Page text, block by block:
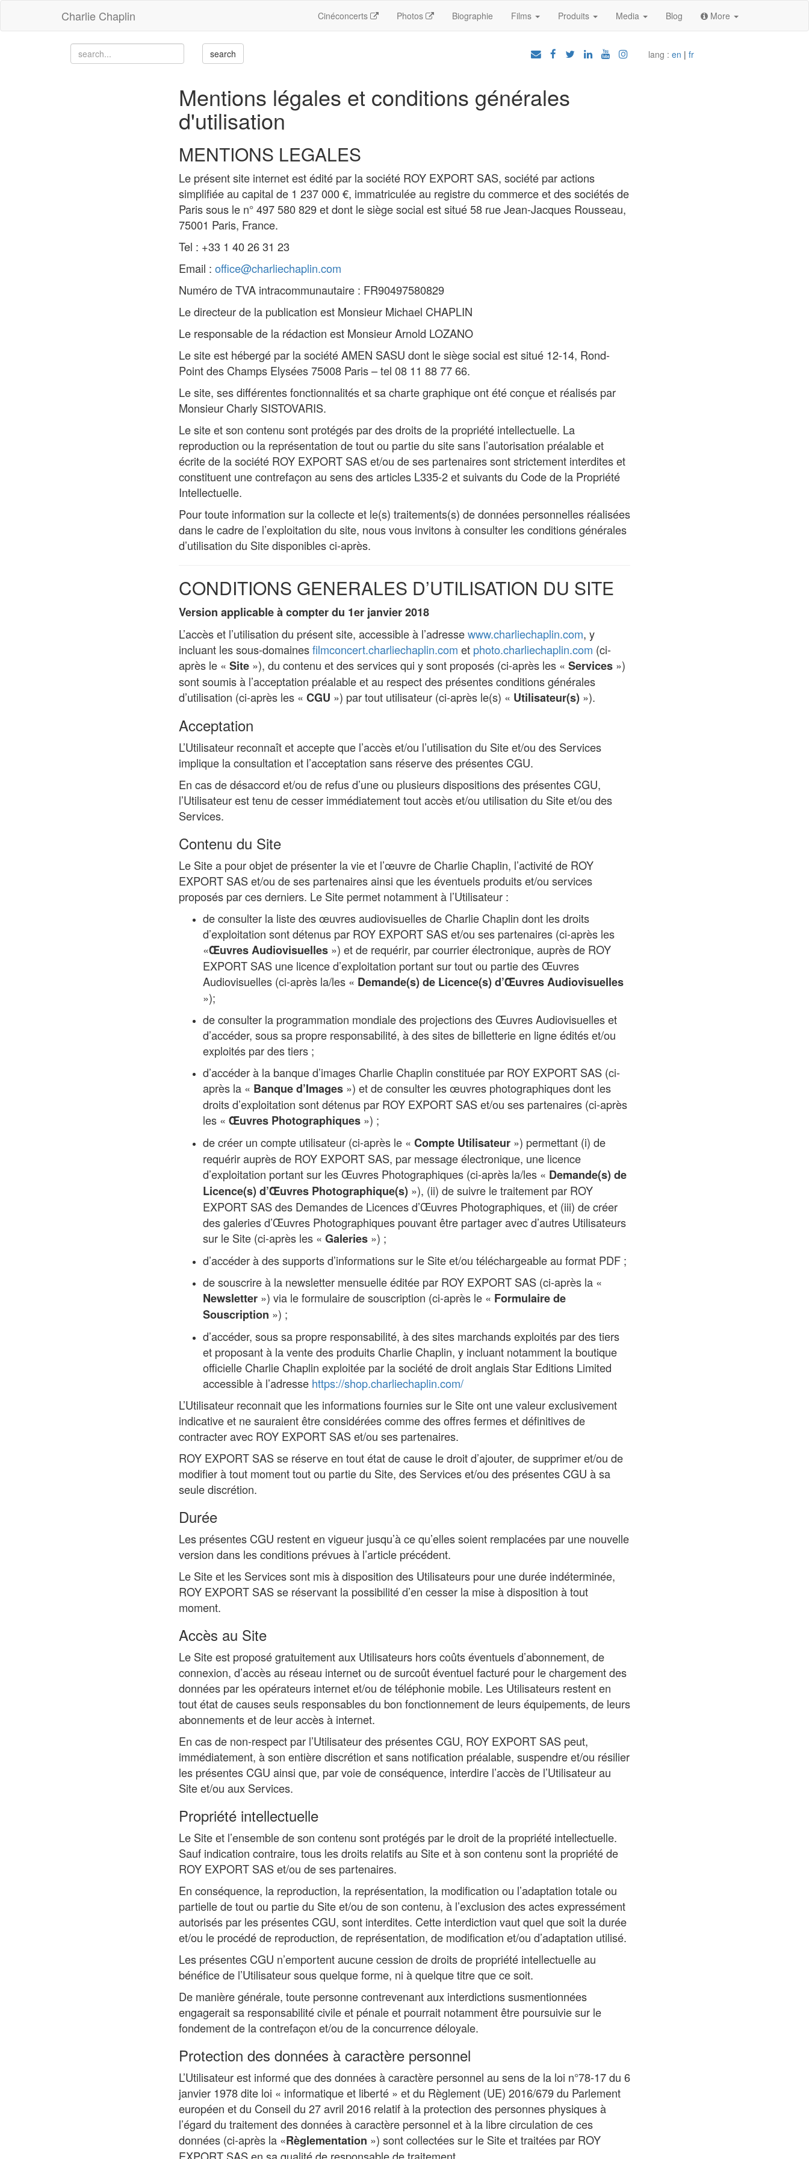
Charlie Chaplin Cinéconcerts Photos Biographie Films Produits Media Blog More
lang : en | fr
Mentions légales et conditions générales
d'utilisation
MENTIONS LEGALES
Le présent site internet est édité par la société ROY EXPORT SAS, société par actions
simplifiée au capital de 1 237 000 €, immatriculée au registre du commerce et des sociétés de
Paris sous le n° 497 580 829 et dont le siège social est situé 58 rue Jean-Jacques Rousseau,
75001 Paris, France.
Tel : +33 1 40 26 31 23
Email : office@charliechaplin.com
Numéro de TVA intracommunautaire : FR90497580829
Le directeur de la publication est Monsieur Michael CHAPLIN
Le responsable de la rédaction est Monsieur Arnold LOZANO
Le site est hébergé par la société AMEN SASU dont le siège social est situé 12-14, Rond-
Point des Champs Elysées 75008 Paris – tel 08 11 88 77 66.
Le site, ses différentes fonctionnalités et sa charte graphique ont été conçue et réalisés par
Monsieur Charly SISTOVARIS.
Le site et son contenu sont protégés par des droits de la propriété intellectuelle. La
reproduction ou la représentation de tout ou partie du site sans l’autorisation préalable et
écrite de la société ROY EXPORT SAS et/ou de ses partenaires sont strictement interdites et
constituent une contrefaçon au sens des articles L335-2 et suivants du Code de la Propriété
Intellectuelle.
Pour toute information sur la collecte et le(s) traitements(s) de données personnelles réalisées
dans le cadre de l’exploitation du site, nous vous invitons à consulter les conditions générales
d’utilisation du Site disponibles ci-après.
CONDITIONS GENERALES D’UTILISATION DU SITE
Version applicable à compter du 1er janvier 2018
L’accès et l’utilisation du présent site, accessible à l’adressewww.charliechaplin.com, y
incluant les sous-domainesfilmconcert.charliechaplin.com et photo.charliechaplin.com (ci-
après le « Site »), du contenu et des services qui y sont proposés (ci-après les « Services »)
sont soumis à l’acceptation préalable et au respect des présentes conditions générales
d’utilisation (ci-après les « CGU ») par tout utilisateur (ci-après le(s) « Utilisateur(s) »).
Acceptation
L’Utilisateur reconnaît et accepte que l’accès et/ou l’utilisation du Site et/ou des Services
implique la consultation et l’acceptation sans réserve des présentes CGU.
En cas de désaccord et/ou de refus d’une ou plusieurs dispositions des présentes CGU,
l’Utilisateur est tenu de cesser immédiatement tout accès et/ou utilisation du Site et/ou des
Services.
Contenu du Site
Le Site a pour objet de présenter la vie et l’œuvre de Charlie Chaplin, l’activité de ROY
EXPORT SAS et/ou de ses partenaires ainsi que les éventuels produits et/ou services
proposés par ces derniers. Le Site permet notamment à l’Utilisateur :
de consulter la liste des œuvres audiovisuelles de Charlie Chaplin dont les droits
d’exploitation sont détenus par ROY EXPORT SAS et/ou ses partenaires (ci-après les
«Œuvres Audiovisuelles ») et de requérir, par courrier électronique, auprès de ROY
EXPORT SAS une licence d’exploitation portant sur tout ou partie des Œuvres
Audiovisuelles (ci-après la/les « Demande(s) de Licence(s) d’Œuvres Audiovisuelles
»);
de consulter la programmation mondiale des projections des Œuvres Audiovisuelles et
d’accéder, sous sa propre responsabilité, à des sites de billetterie en ligne édités et/ou
exploités par des tiers ;
d’accéder à la banque d’images Charlie Chaplin constituée par ROY EXPORT SAS (ci-
après la « Banque d’Images ») et de consulter les œuvres photographiques dont les
droits d’exploitation sont détenus par ROY EXPORT SAS et/ou ses partenaires (ci-après
les « Œuvres Photographiques ») ;
de créer un compte utilisateur (ci-après le « Compte Utilisateur ») permettant (i) de
requérir auprès de ROY EXPORT SAS, par message électronique, une licence
d’exploitation portant sur les Œuvres Photographiques (ci-après la/les « Demande(s) de
Licence(s) d’Œuvres Photographique(s) »), (ii) de suivre le traitement par ROY
EXPORT SAS des Demandes de Licences d’Œuvres Photographiques, et (iii) de créer
des galeries d’Œuvres Photographiques pouvant être partager avec d’autres Utilisateurs
sur le Site (ci-après les « Galeries ») ;
d’accéder à des supports d’informations sur le Site et/ou téléchargeable au format PDF ;
de souscrire à la newsletter mensuelle éditée par ROY EXPORT SAS (ci-après la «
Newsletter ») via le formulaire de souscription (ci-après le « Formulaire de
Souscription ») ;
d’accéder, sous sa propre responsabilité, à des sites marchands exploités par des tiers
et proposant à la vente des produits Charlie Chaplin, y incluant notamment la boutique
officielle Charlie Chaplin exploitée par la société de droit anglais Star Editions Limited
accessible à l’adresse https://shop.charliechaplin.com/
L’Utilisateur reconnait que les informations fournies sur le Site ont une valeur exclusivement
indicative et ne sauraient être considérées comme des offres fermes et définitives de
contracter avec ROY EXPORT SAS et/ou ses partenaires.
ROY EXPORT SAS se réserve en tout état de cause le droit d’ajouter, de supprimer et/ou de
modifier à tout moment tout ou partie du Site, des Services et/ou des présentes CGU à sa
seule discrétion.
Durée
Les présentes CGU restent en vigueur jusqu’à ce qu’elles soient remplacées par une nouvelle
version dans les conditions prévues à l’article précédent.
Le Site et les Services sont mis à disposition des Utilisateurs pour une durée indéterminée,
ROY EXPORT SAS se réservant la possibilité d’en cesser la mise à disposition à tout
moment.
Accès au Site
Le Site est proposé gratuitement aux Utilisateurs hors coûts éventuels d’abonnement, de
connexion, d’accès au réseau internet ou de surcoût éventuel facturé pour le chargement des
données par les opérateurs internet et/ou de téléphonie mobile. Les Utilisateurs restent en
tout état de causes seuls responsables du bon fonctionnement de leurs équipements, de leurs
abonnements et de leur accès à internet.
En cas de non-respect par l’Utilisateur des présentes CGU, ROY EXPORT SAS peut,
immédiatement, à son entière discrétion et sans notification préalable, suspendre et/ou résilier
les présentes CGU ainsi que, par voie de conséquence, interdire l’accès de l’Utilisateur au
Site et/ou aux Services.
Propriété intellectuelle
Le Site et l’ensemble de son contenu sont protégés par le droit de la propriété intellectuelle.
Sauf indication contraire, tous les droits relatifs au Site et à son contenu sont la propriété de
ROY EXPORT SAS et/ou de ses partenaires.
En conséquence, la reproduction, la représentation, la modification ou l’adaptation totale ou
partielle de tout ou partie du Site et/ou de son contenu, à l’exclusion des actes expressément
autorisés par les présentes CGU, sont interdites. Cette interdiction vaut quel que soit la durée
et/ou le procédé de reproduction, de représentation, de modification et/ou d’adaptation utilisé.
Les présentes CGU n’emportent aucune cession de droits de propriété intellectuelle au
bénéfice de l’Utilisateur sous quelque forme, ni à quelque titre que ce soit.
De manière générale, toute personne contrevenant aux interdictions susmentionnées
engagerait sa responsabilité civile et pénale et pourrait notamment être poursuivie sur le
fondement de la contrefaçon et/ou de la concurrence déloyale.
Protection des données à caractère personnel
L’Utilisateur est informé que des données à caractère personnel au sens de la loi n°78-17 du 6
janvier 1978 dite loi « informatique et liberté » et du Règlement (UE) 2016/679 du Parlement
européen et du Conseil du 27 avril 2016 relatif à la protection des personnes physiques à
l’égard du traitement des données à caractère personnel et à la libre circulation de ces
données (ci-après la «Règlementation ») sont collectées sur le Site et traitées par ROY